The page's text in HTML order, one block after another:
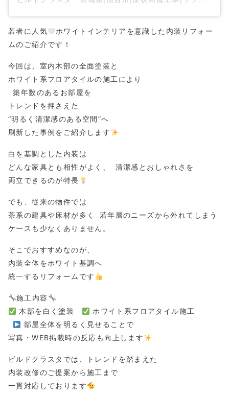
若者に人気
ホワイトインテリアを意識した内装リフォー
ムのご紹介です！
今回は、室内木部の全面塗装と
ホワイト系フロアタイルの施工により
築年数のあるお部屋を
トレンドを押さえた
“明るく清潔感のある空間”へ
刷新した事例をご紹介します
白を基調とした内装は
どんな家具とも相性がよく、 清潔感とおしゃれさを
両立できるのが特長
でも、従来の物件では
茶系の建具や床材が多く 若年層のニーズから外れてしまう
ケースも少なくありません。
そこでおすすめなのが、
内装全体をホワイト基調へ
統一するリフォームです
施工内容
木部を白く塗装
ホワイト系フロアタイル施工
部屋全体を明るく見せることで
写真・WEB掲載時の反応も向上します
ビルドクラスタでは、トレンドを踏まえた
内装改修のご提案から施工まで
一貫対応しております